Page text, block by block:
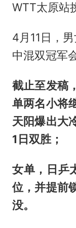
WTT太原站
4月11日，
中混双冠军
截止至发稿
单两名小将
天阳爆出大
1日双胜；
女单，日乒
位，并提前
没。